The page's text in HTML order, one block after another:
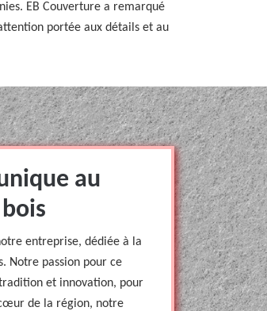
EB Couverture a remarqué
portée aux détails et au
au
entreprise, dédiée à la
Notre passion pour ce
et innovation, pour
de la région, notre